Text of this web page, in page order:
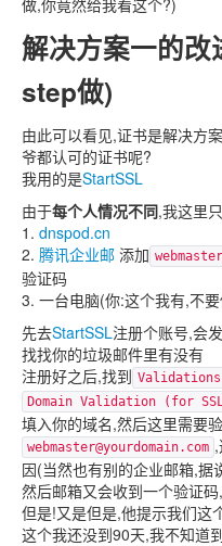
做,你竟然给我看这个?)
解决方案一的
step做)
由此可以看见,证书是解决方
爷都认可的证书呢?
我用的是StartSSL
由于每个人情况不同,我这里
1. dnspod.cn
2. 腾讯企业邮 添加
验证码
3. 一台电脑(你:这个我有,不
先去StartSSL注册个账号,会
找找你的垃圾邮件里有没有
注册好之后,找到 Validations
Domain Validation (for
填入你的域名,然后这里需要
webmaster@yourdomain.com
因(当然也有别的企业邮箱,据
然后邮箱又会收到一个验证
但是!又是但是,他提示我们这
这个我还没到90天,我不知道